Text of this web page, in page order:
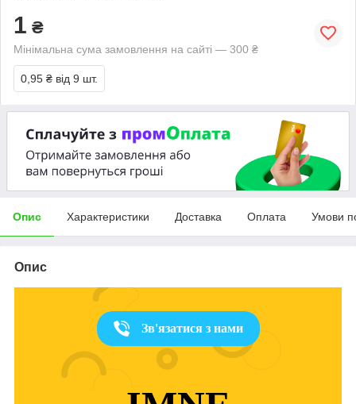
1 ₴
Мінімальна сума замовлення на сайті — 300 ₴
0,95 ₴ від 9 шт.
Опис Характеристики Доставка Оплата Умови
Опис
Зв'язатися з нами